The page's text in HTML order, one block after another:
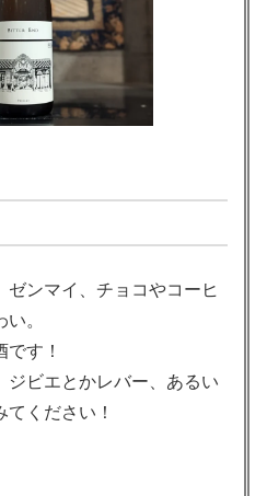
ンマイ、チョコやコーヒ
。
す！
ジビエとかレバー、あるい
ください！